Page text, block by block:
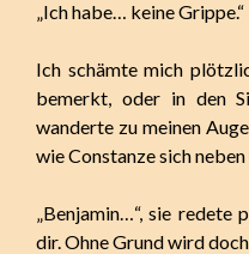
„Ich habe… keine Grippe.“
Ich schämte mich
bemerkt, oder in den
wanderte zu meinen
wie Constanze sich
„Benjamin…“, sie
dir. Ohne Grund wird